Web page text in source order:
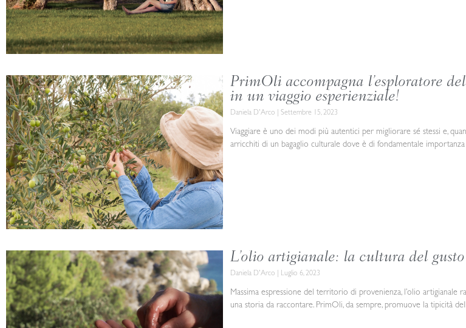
PrimOli accompagna l’esploratore
in un viaggio esperienziale!
Daniela D'Arco Settembre 15, 2023
Viaggiare è uno dei modi più autentici per migliorare sé stessi e,
arricchiti di un bagaglio culturale dove è di fondamentale
L’olio artigianale: la cultura del gusto
Daniela D'Arco Luglio 6, 2023
Massima espressione del territorio di provenienza, l’olio artigianale
una storia da raccontare. PrimOli, da sempre, promuove la tipicità